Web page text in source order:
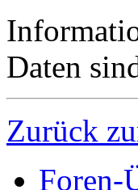
Daten
Zurück
Foren-